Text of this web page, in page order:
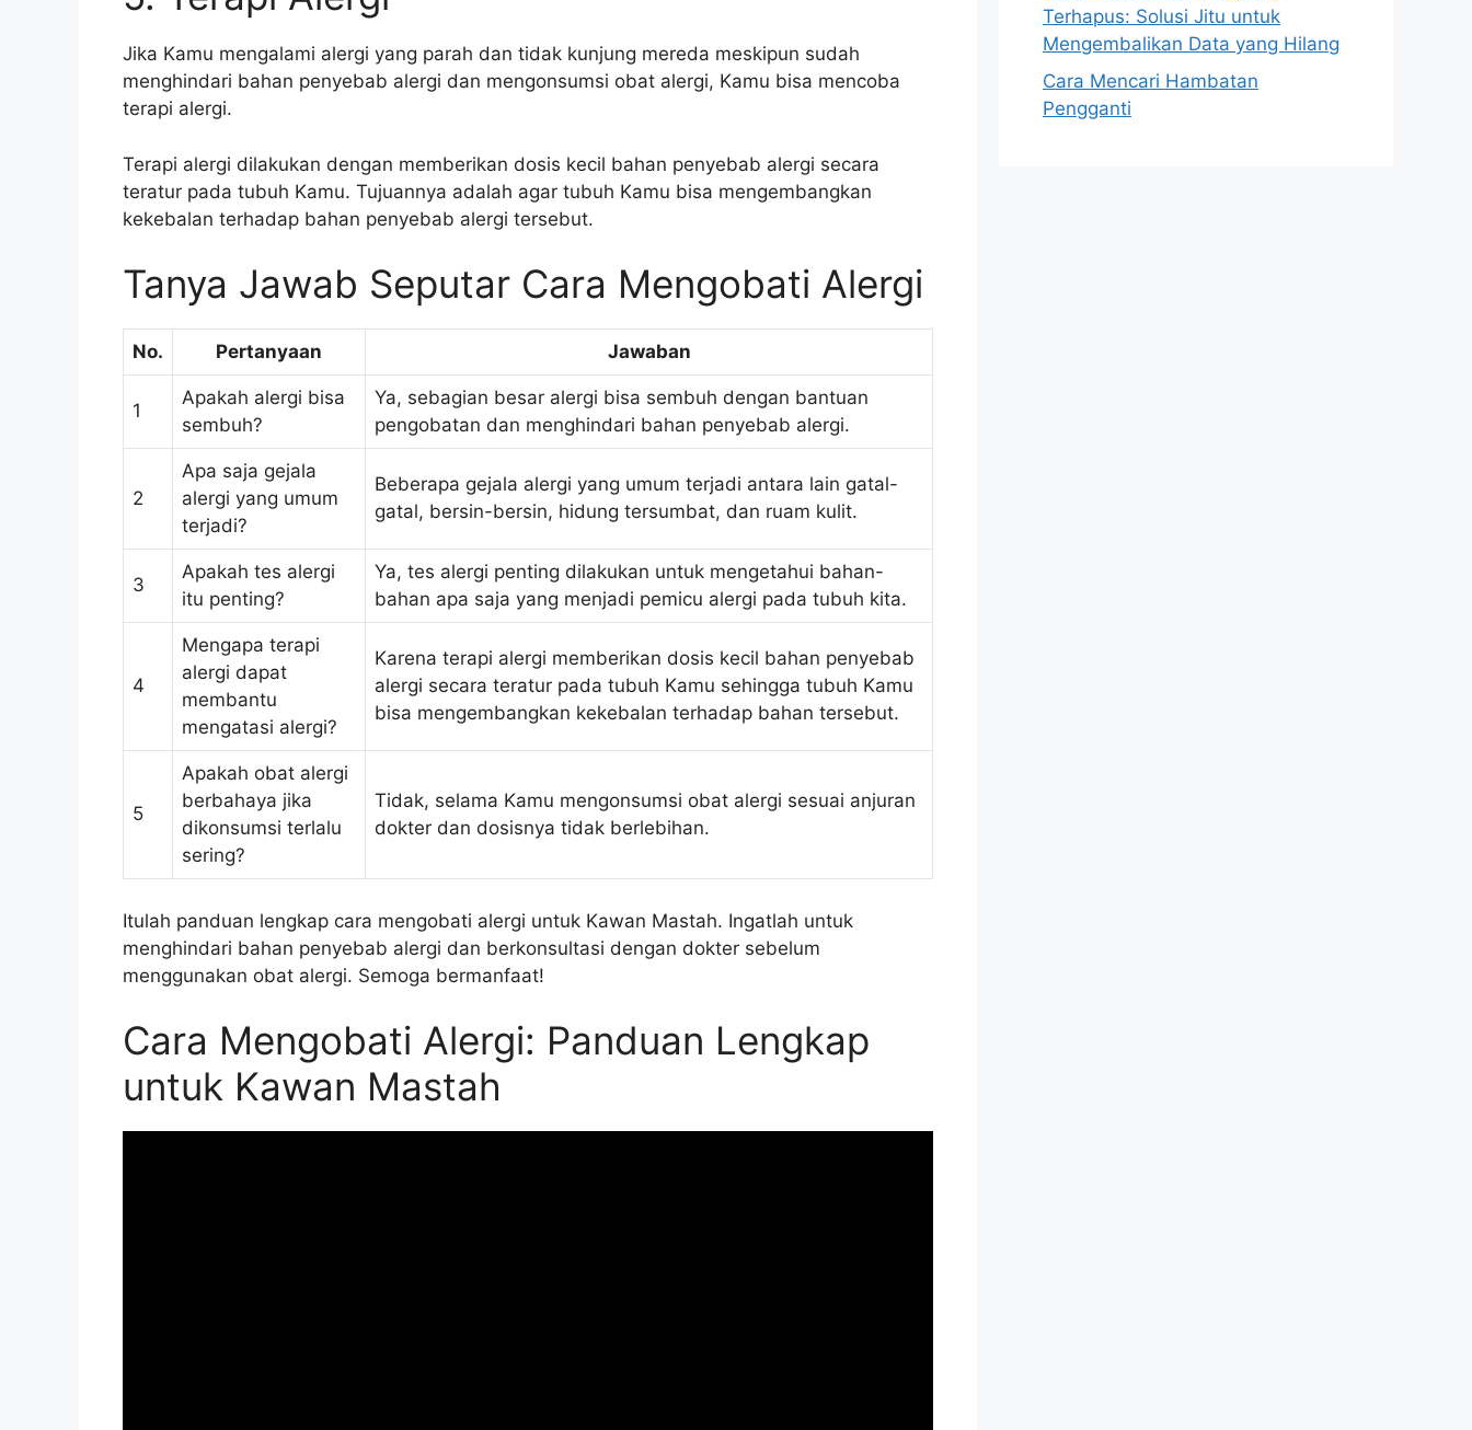
Jika Kamu mengalami alergi yang parah dan tidak kunjung mereda meskipun sudah
menghindari bahan penyebab alergi dan mengonsumsi obat alergi, Kamu bisa mencoba
terapi alergi.
Terapi alergi dilakukan dengan memberikan dosis kecil bahan penyebab alergi secara
teratur pada tubuh Kamu. Tujuannya adalah agar tubuh Kamu bisa mengembangkan
kekebalan terhadap bahan penyebab alergi tersebut.
Tanya Jawab Seputar Cara Mengobati Alergi
No. Pertanyaan Jawaban
1
Apakah alergi bisa
sembuh?
Ya, sebagian besar alergi bisa sembuh dengan bantuan
pengobatan dan menghindari bahan penyebab alergi.
2
Apa saja gejala
alergi yang umum
terjadi?
Beberapa gejala alergi yang umum terjadi antara lain gatal-
gatal, bersin-bersin, hidung tersumbat, dan ruam kulit.
3
Apakah tes alergi
itu penting?
Ya, tes alergi penting dilakukan untuk mengetahui bahan-
bahan apa saja yang menjadi pemicu alergi pada tubuh kita.
4
Mengapa terapi
alergi dapat
membantu
mengatasi alergi?
Karena terapi alergi memberikan dosis kecil bahan penyebab
alergi secara teratur pada tubuh Kamu sehingga tubuh Kamu
bisa mengembangkan kekebalan terhadap bahan tersebut.
5
Apakah obat alergi
berbahaya jika
dikonsumsi terlalu
sering?
Tidak, selama Kamu mengonsumsi obat alergi sesuai anjuran
dokter dan dosisnya tidak berlebihan.
Itulah panduan lengkap cara mengobati alergi untuk Kawan Mastah. Ingatlah untuk
menghindari bahan penyebab alergi dan berkonsultasi dengan dokter sebelum
menggunakan obat alergi. Semoga bermanfaat!
Cara Mengobati Alergi: Panduan Lengkap
untuk Kawan Mastah
Terhapus: Solusi Jitu untuk
Mengembalikan Data yang Hilang
Cara Mencari Hambatan
Pengganti